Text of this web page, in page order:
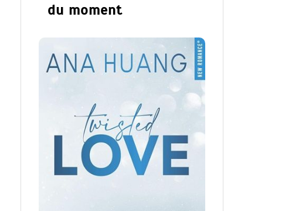
du moment